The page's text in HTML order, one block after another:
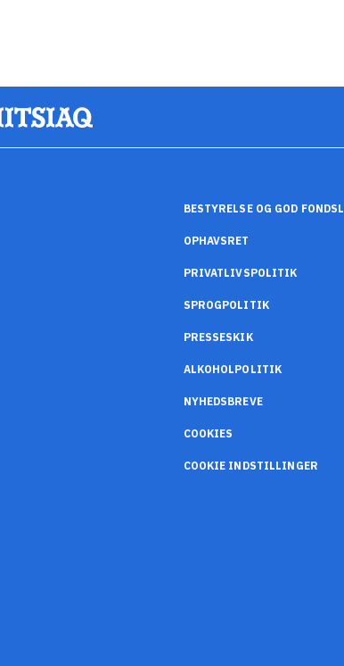
BESTYRELSE OG GOD
OPHAVSRET
PRIVATLIVSPOLITIK
SPROGPOLITIK
PRESSESKIK
ALKOHOLPOLITIK
NYHEDSBREVE
COOKIES
COOKIE INDSTILLINGER